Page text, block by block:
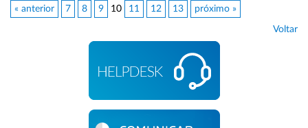
« anterior 7 8 9 10 11 12 13 próximo »
Voltar